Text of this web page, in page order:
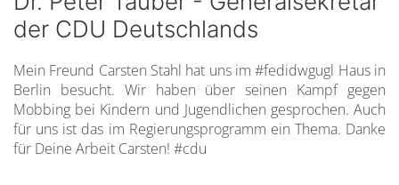
der CDU Deutschlands
Mein Freund Carsten Stahl hat uns im #fedidwgugl Haus in
Berlin besucht. Wir haben über seinen Kampf gegen
Mobbing bei Kindern und Jugendlichen gesprochen. Auch
für uns ist das im Regierungsprogramm ein Thema. Danke
für Deine Arbeit Carsten! #cdu